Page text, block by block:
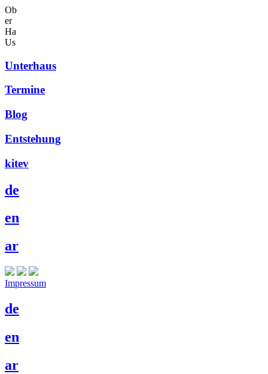
Ob
er
Ha
Us
Unterhaus
Termine
Blog
Entstehung
kitev
de
en
ar
Impressum
de
en
ar